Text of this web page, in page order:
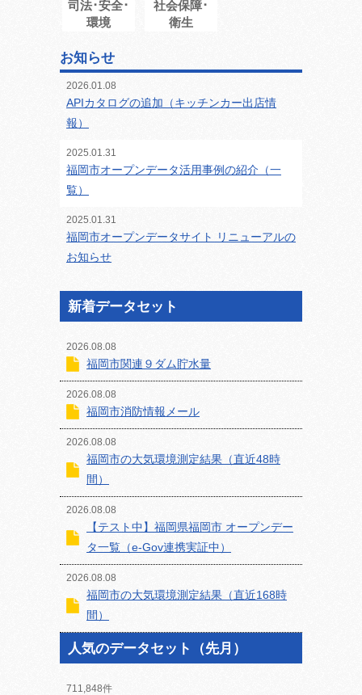
司法･安全･
環境
社会保障･
衛生
お知らせ
2026.01.08
APIカタログの追加（キッチンカー出店情
報）
2025.01.31
福岡市オープンデータ活用事例の紹介（一
覧）
2025.01.31
福岡市オープンデータサイト リニューアルの
お知らせ
新着データセット
2026.08.08
福岡市関連９ダム貯水量
2026.08.08
福岡市消防情報メール
2026.08.08
福岡市の大気環境測定結果（直近48時
間）
2026.08.08
【テスト中】福岡県福岡市 オープンデー
タ一覧（e-Gov連携実証中）
2026.08.08
福岡市の大気環境測定結果（直近168時
間）
人気のデータセット（先月）
711,848件